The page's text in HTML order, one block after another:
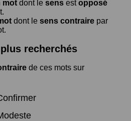
mot dont le sens estopposé
dont le sens contraire par
recherchés
de ces mots sur